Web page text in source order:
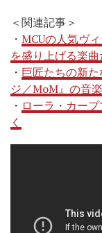
＜関連記事＞
・ MCUの人気ヴ
を盛り上げる楽曲
・ 巨匠たちの新
ジ／MoM』の音楽
・ ローラ・カー
く